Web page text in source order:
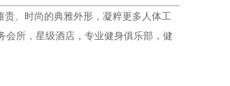
、时尚的典雅外形，凝粹更多人体工
会所，星级酒店，专业健身俱乐部，健